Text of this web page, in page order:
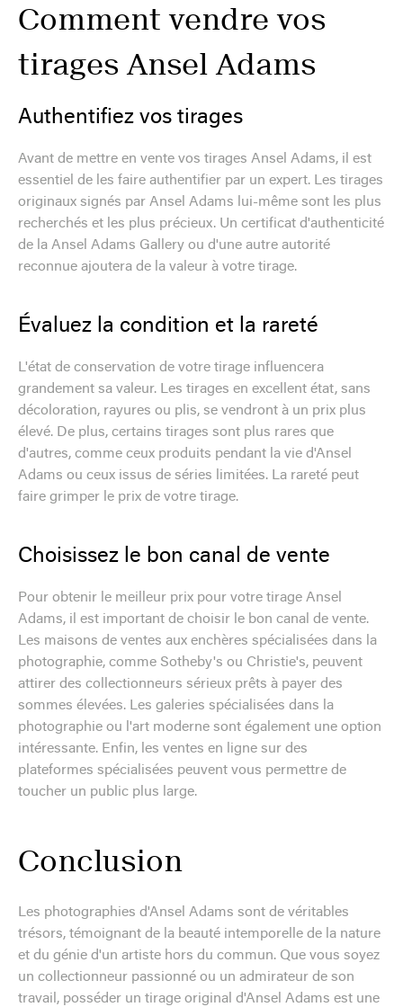
Comment vendre vos
tirages Ansel Adams
Authentifiez vos tirages
Avant de mettre en vente vos tirages Ansel Adams, il est
essentiel de les faire authentifier par un expert. Les tirages
originaux signés par Ansel Adams lui-même sont les plus
recherchés et les plus précieux. Un certificat d'authenticité
de la Ansel Adams Gallery ou d'une autre autorité
reconnue ajoutera de la valeur à votre tirage.
Évaluez la condition et la rareté
L'état de conservation de votre tirage influencera
grandement sa valeur. Les tirages en excellent état, sans
décoloration, rayures ou plis, se vendront à un prix plus
élevé. De plus, certains tirages sont plus rares que
d'autres, comme ceux produits pendant la vie d'Ansel
Adams ou ceux issus de séries limitées. La rareté peut
faire grimper le prix de votre tirage.
Choisissez le bon canal de vente
Pour obtenir le meilleur prix pour votre tirage Ansel
Adams, il est important de choisir le bon canal de vente.
Les maisons de ventes aux enchères spécialisées dans la
photographie, comme Sotheby's ou Christie's, peuvent
attirer des collectionneurs sérieux prêts à payer des
sommes élevées. Les galeries spécialisées dans la
photographie ou l'art moderne sont également une option
intéressante. Enfin, les ventes en ligne sur des
plateformes spécialisées peuvent vous permettre de
toucher un public plus large.
Conclusion
Les photographies d'Ansel Adams sont de véritables
trésors, témoignant de la beauté intemporelle de la nature
et du génie d'un artiste hors du commun. Que vous soyez
un collectionneur passionné ou un admirateur de son
travail, posséder un tirage original d'Ansel Adams est une